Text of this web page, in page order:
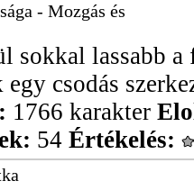
- Mozgás és
sokkal lassabb a
egy csodás
1766 karakter
54 Értékelés: